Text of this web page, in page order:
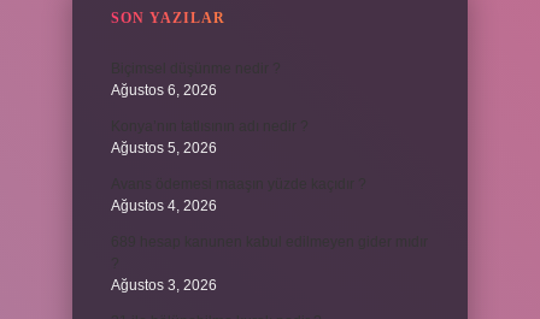
SON YAZILAR
Ağustos 6, 2026
Ağustos 5, 2026
Ağustos 4, 2026
Ağustos 3, 2026